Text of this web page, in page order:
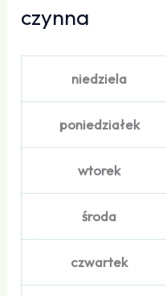
czynna
niedziela
poniedziałek
wtorek
środa
czwartek